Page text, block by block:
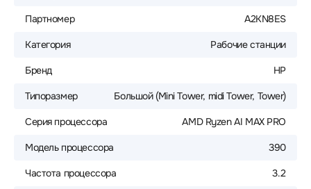
Партномер A2KN8ES
Категория Рабочие станции
Бренд HP
Типоразмер Большой (Mini Tower, midi Tower, Tower)
Серия процессора AMD Ryzen AI MAX PRO
Модель процессора 390
Частота процессора 3.2